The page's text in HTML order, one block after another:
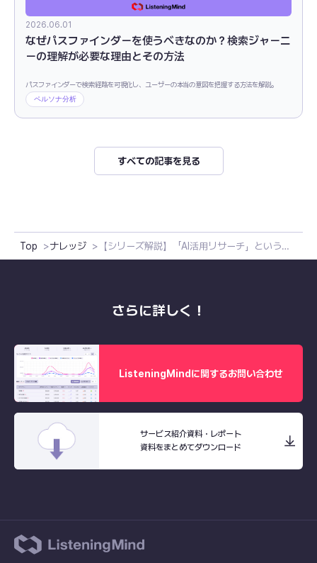
2026.06.01
なぜパスファインダーを使うべきなのか？検索ジャーニ
ーの理解が必要な理由とその方法
パスファインダーで検索経路を可視化し、ユーザーの本当の意図を把握する方法を解説。
ペルソナ分析
すべての記事を見る
Top ナレッジ 【シリーズ解説】「AI活用リサーチ」という新常識へ。マーケティングは次のステージに向かう。
さらに詳しく！
ListeningMindに関するお問い合わせ
サービス紹介資料・レポート
資料をまとめてダウンロード